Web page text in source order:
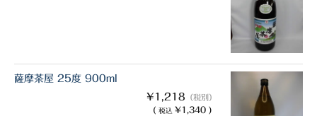
村尾酒造
薩摩茶屋 25度 900ml
¥1,218 （税別）
( 税込 ¥1,340 )